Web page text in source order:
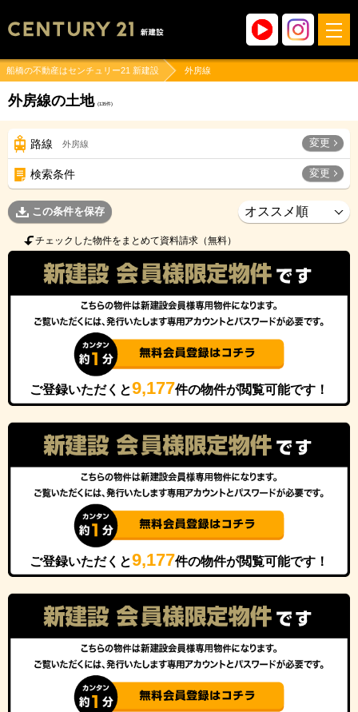
船橋の不動産はセンチュリー21 新建設 外房線
外房線の土地 (135件)
路線 外房線 変更
検索条件 変更
この条件を保存
チェックした物件をまとめて資料請求（無料）
ご登録いただくと9,177件の物件が閲覧可能です！
ご登録いただくと9,177件の物件が閲覧可能です！